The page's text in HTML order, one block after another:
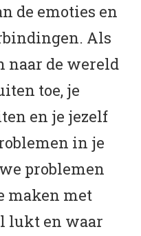
de emoties en
Als
naar de wereld
toe, je
en je jezelf
in je
problemen
maken met
lukt en waar